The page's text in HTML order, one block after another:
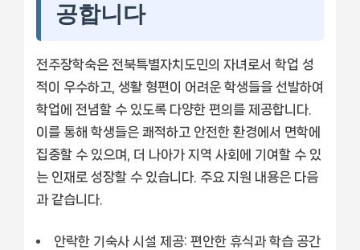
공합니다
전주장학숙은 전북특별자치도민의 자녀로서 학업 성
적이 우수하고, 생활 형편이 어려운 학생들을 선발하여
학업에 전념할 수 있도록 다양한 편의를 제공합니다.
이를 통해 학생들은 쾌적하고 안전한 환경에서 면학에
집중할 수 있으며, 더 나아가 지역 사회에 기여할 수 있
는 인재로 성장할 수 있습니다. 주요 지원 내용은 다음
과 같습니다.
안락한 기숙사 시설 제공: 편안한 휴식과 학습 공간